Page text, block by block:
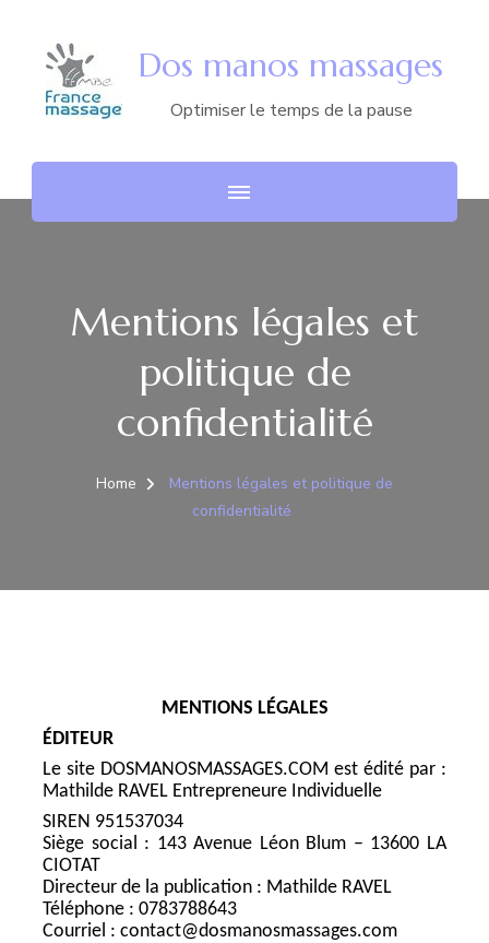
Dos manos massages
Optimiser le temps de la pause
Mentions légales et
politique de
confidentialité
Home
Mentions légales et politique de
confidentialité
MENTIONS LÉGALES
ÉDITEUR
Le site DOSMANOSMASSAGES.COM est édité par :
Mathilde RAVEL Entrepreneure Individuelle
SIREN 951537034
Siège social : 143 Avenue Léon Blum – 13600 LA
CIOTAT
Directeur de la publication : Mathilde RAVEL
Téléphone : 0783788643
Courriel : contact@dosmanosmassages.com